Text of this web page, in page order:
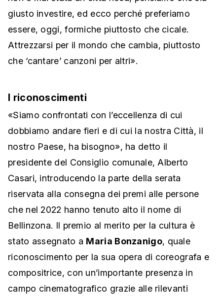
giusto investire, ed ecco perché preferiamo
essere, oggi, formiche piuttosto che cicale.
Attrezzarsi per il mondo che cambia, piuttosto
che ‘cantare’ canzoni per altri».
I riconoscimenti
«Siamo confrontati con l’eccellenza di cui
dobbiamo andare fieri e di cui la nostra Città, il
nostro Paese, ha bisogno», ha detto il
presidente del Consiglio comunale, Alberto
Casari, introducendo la parte della serata
riservata alla consegna dei premi alle persone
che nel 2022 hanno tenuto alto il nome di
Bellinzona. Il premio al merito per la cultura è
stato assegnato a Maria Bonzanigo, quale
riconoscimento per la sua opera di coreografa e
compositrice, con un’importante presenza in
campo cinematografico grazie alle rilevanti